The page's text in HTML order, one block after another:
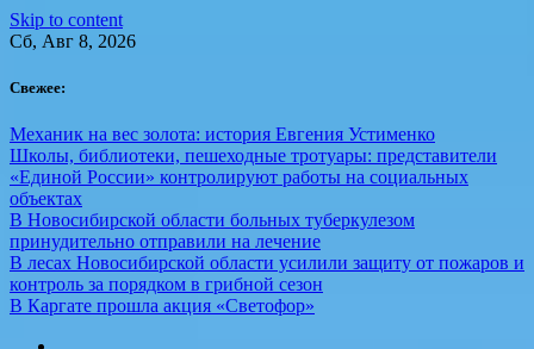
Skip to content
Сб, Авг 8, 2026
Свежее:
Механик на вес золота: история Евгения Устименко
Школы, библиотеки, пешеходные тротуары: представители
«Единой России» контролируют работы на социальных
объектах
В Новосибирской области больных туберкулезом
принудительно отправили на лечение
В лесах Новосибирской области усилили защиту от пожаров и
контроль за порядком в грибной сезон
В Каргате прошла акция «Светофор»